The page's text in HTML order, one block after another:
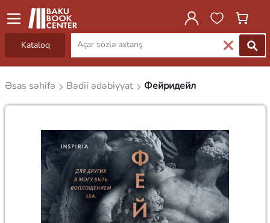
Kataloq
Əsas səhifə Bədii ədəbiyyat Фейридейл